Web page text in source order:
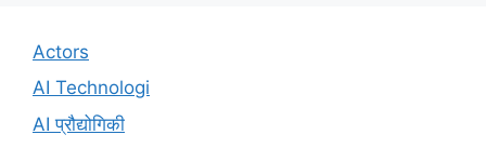
Actors
AI Technologi
AI प्रौद्योगिकी